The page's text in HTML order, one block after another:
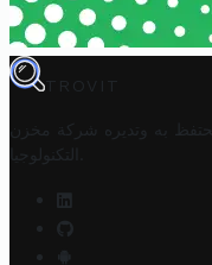
TROVIT
به وتديره
شركة مخزن
التكنولوجيا